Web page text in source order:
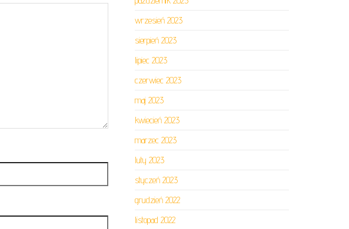
wrzesień 2023
sierpień 2023
lipiec 2023
czerwiec 2023
maj 2023
kwiecień 2023
marzec 2023
luty 2023
styczeń 2023
grudzień 2022
listopad 2022